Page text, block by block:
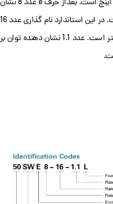
خروجی پمپ لجن کش بر حسب میلی متر معادل 2 اینچ است. بعداز حرف e عدد 8 نشان
دهنده نرخ جریان بر حسب متر مکعب بر ساعت است. در این استاندارد نام گذاری عدد 16
نمایش دهنده میزان ارتفاع آبدهی پمپ بر حسب متر است. عدد 1.1 نشان دهنده توان بر